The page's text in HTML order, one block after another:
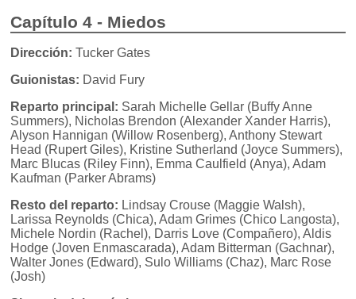
Capítulo 4 - Miedos
Dirección: Tucker Gates
Guionistas: David Fury
Reparto principal: Sarah Michelle Gellar (Buffy Anne
Summers), Nicholas Brendon (Alexander Xander Harris),
Alyson Hannigan (Willow Rosenberg), Anthony Stewart
Head (Rupert Giles), Kristine Sutherland (Joyce Summers),
Marc Blucas (Riley Finn), Emma Caulfield (Anya), Adam
Kaufman (Parker Abrams)
Resto del reparto: Lindsay Crouse (Maggie Walsh),
Larissa Reynolds (Chica), Adam Grimes (Chico Langosta),
Michele Nordin (Rachel), Darris Love (Compañero), Aldis
Hodge (Joven Enmascarada), Adam Bitterman (Gachnar),
Walter Jones (Edward), Sulo Williams (Chaz), Marc Rose
(Josh)